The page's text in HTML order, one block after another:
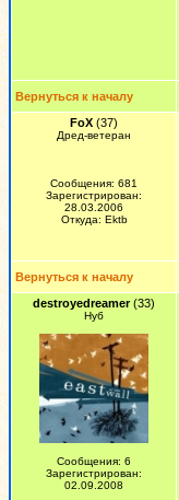
Вернуться к началу
FoX (37)
Дред-ветеран
Сообщения: 681
Зарегистрирован:
28.03.2006
Откуда: Ektb
Вернуться к началу
destroyedreamer(33)
Нуб
Сообщения: 6
Зарегистрирован:
02.09.2008